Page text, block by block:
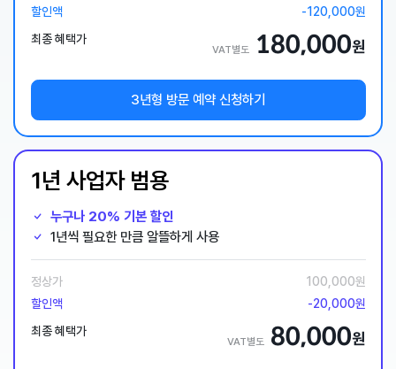
할인액
-120,000원
최종 혜택가
VAT별도 180,000원
3년형 방문 예약 신청하기
1년 사업자 범용
누구나 20% 기본 할인
1년씩 필요한 만큼 알뜰하게 사용
정상가
100,000원
할인액
-20,000원
최종 혜택가
VAT별도 80,000원